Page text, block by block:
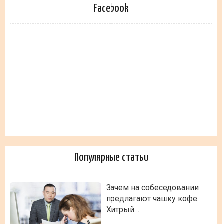
Facebook
Популярные статьи
Зачем на собеседовании
предлагают чашку кофе.
Хитрый…